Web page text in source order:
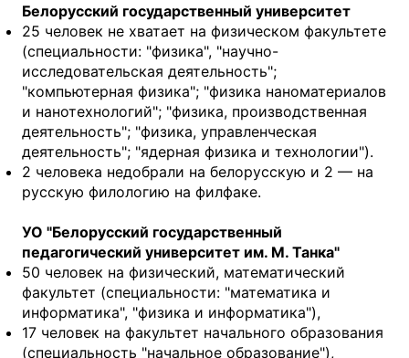
Белорусский государственный университет
25 человек не хватает на физическом факультете
(специальности: "физика", "научно-
исследовательская деятельность";
"компьютерная физика"; "физика наноматериалов
и нанотехнологий"; "физика, производственная
деятельность"; "физика, управленческая
деятельность"; "ядерная физика и технологии").
2 человека недобрали на белорусскую и 2 — на
русскую филологию на филфаке.
УО "Белорусский государственный
педагогический университет им. М. Танка"
50 человек на физический, математический
факультет (специальности: "математика и
информатика", "физика и информатика"),
17 человек на факультет начального образования
(специальность "начальное образование"),